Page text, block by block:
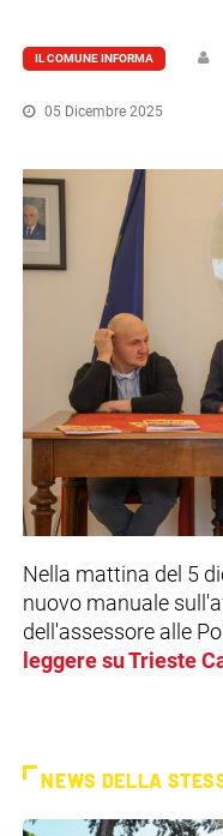
IL COMUNE INFORMA
05 Dicembre 2025
Nella mattina del 5
nuovo manuale
dell'assessore alle
leggere su Trieste
NEWS DELLA